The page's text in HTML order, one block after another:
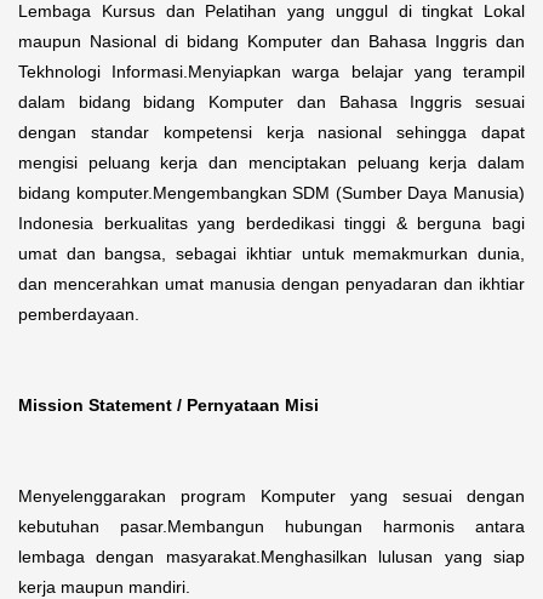
Lembaga Kursus dan Pelatihan yang unggul di tingkat Lokal
maupun Nasional di bidang Komputer dan Bahasa Inggris dan
Tekhnologi Informasi.Menyiapkan warga belajar yang terampil
dalam bidang bidang Komputer dan Bahasa Inggris sesuai
dengan standar kompetensi kerja nasional sehingga dapat
mengisi peluang kerja dan menciptakan peluang kerja dalam
bidang komputer.Mengembangkan SDM (Sumber Daya Manusia)
Indonesia berkualitas yang berdedikasi tinggi & berguna bagi
umat dan bangsa, sebagai ikhtiar untuk memakmurkan dunia,
dan mencerahkan umat manusia dengan penyadaran dan ikhtiar
pemberdayaan.
Mission Statement / Pernyataan Misi
Menyelenggarakan program Komputer yang sesuai dengan
kebutuhan pasar.Membangun hubungan harmonis antara
lembaga dengan masyarakat.Menghasilkan lulusan yang siap
kerja maupun mandiri.